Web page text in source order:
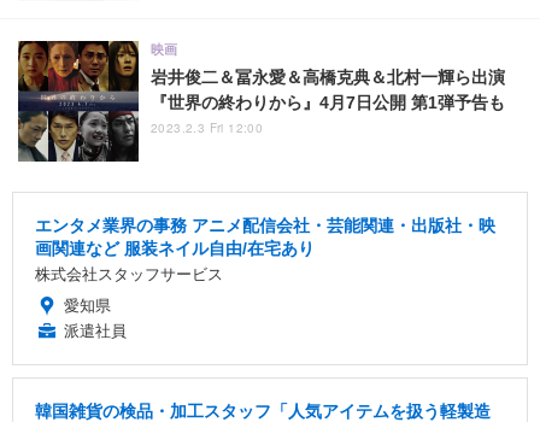
岩井俊二＆冨永愛＆高橋克典＆北村一輝ら出演
『世界の終わりから』4月7日公開 第1弾予告も
映画
2023.2.3 Fri 12:00
エンタメ業界の事務 アニメ配信会社・芸能関連・出版社・映
画関連など 服装ネイル自由/在宅あり
株式会社スタッフサービス
愛知県
派遣社員
韓国雑貨の検品・加工スタッフ「人気アイテムを扱う軽製造